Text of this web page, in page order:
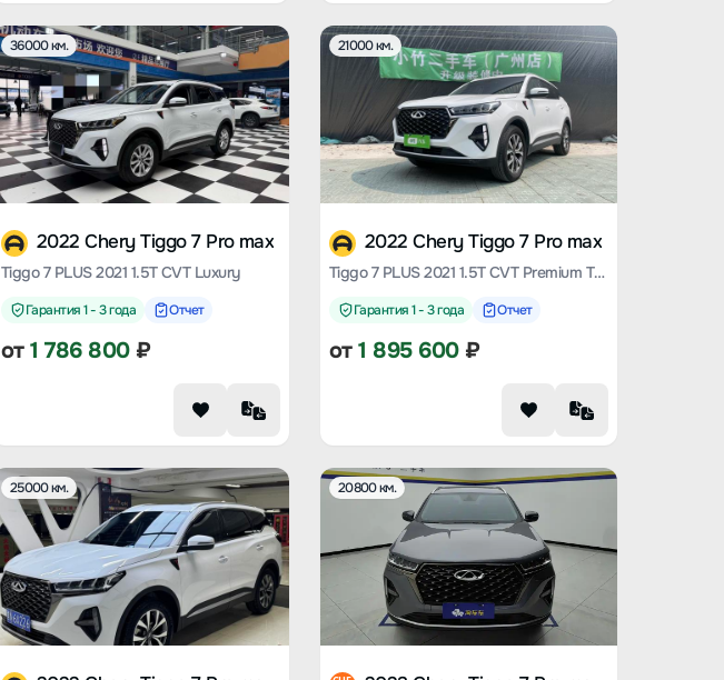
36000 км.
2022 Chery Tiggo 7 Pro max
Tiggo 7 PLUS 2021 1.5T CVT Luxury
Гарантия 1 - 3 года Отчет
от1 786 800₽
21000 км.
2022 Chery Tiggo 7 Pro max
Tiggo 7 PLUS 2021 1.5T CVT Premium Type
Гарантия 1 - 3 года Отчет
от1 895 600₽
25000 км. 20800 км.